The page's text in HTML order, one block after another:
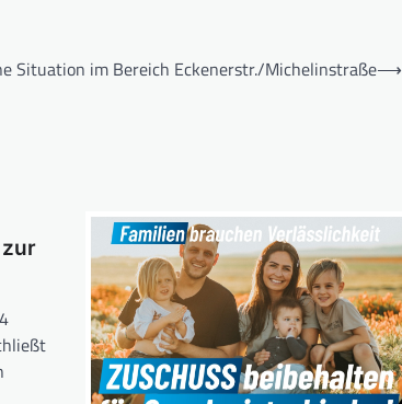
Situation im Bereich Eckenerstr./Michelinstraße⟶